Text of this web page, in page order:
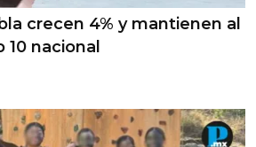
crecen 4% y mantienen al
nacional